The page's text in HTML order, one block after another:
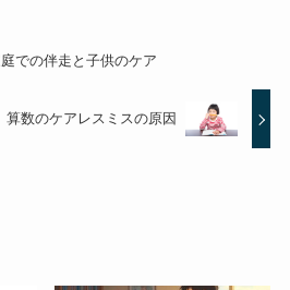
庭での伴走と子供のケア
算数のケアレスミスの原因